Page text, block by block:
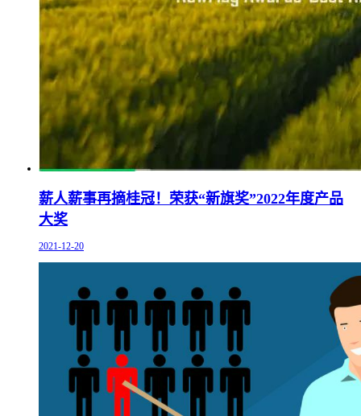
薪人薪事再摘桂冠！荣获“新旗奖”2022年度产品
大奖
2021-12-20